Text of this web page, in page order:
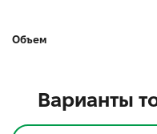
Объем
Варианты